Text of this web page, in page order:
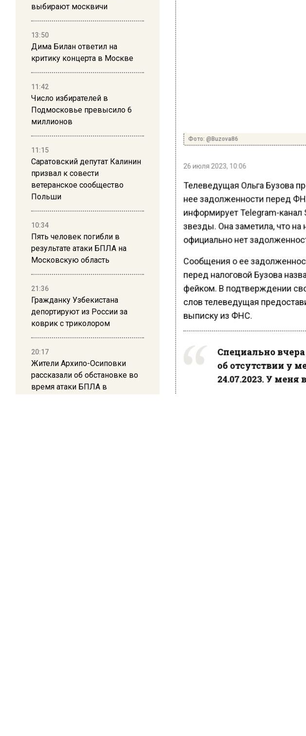
выбирают москвичи
13:50
Дима Билан ответил на
критику концерта в Москве
11:42
Число избирателей в
Подмосковье превысило 6
миллионов
11:15
Саратовский депутат Калинин
призвал к совести
ветеранское сообщество
Польши
10:34
Пять человек погибли в
результате атаки БПЛА на
Московскую область
21:36
Гражданку Узбекистана
депортируют из России за
коврик с триколором
20:17
Жители Архипо-Осиповки
рассказали об обстановке во
время атаки БПЛА в
Фото: @Buzova86
26 июля 2023, 10:06
Телеведущая Ольга Бузова
нее задолженности перед
информирует Telegram-
звезды. Она заметила, что
официально нет
Сообщения о ее
перед налоговой Бузова
фейком. В подтверждении
слов телеведущая
выписку из ФНС.
Специально
об отсутствии у
24.07.2023. У меня